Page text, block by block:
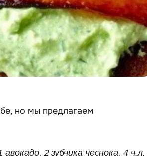
но мы предлагаем
2 зубчика чеснока, 4 ч.л.